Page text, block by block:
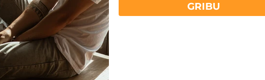
Noteikumi
piedāvājumi:
TOP piedāvājumus
GRIBU